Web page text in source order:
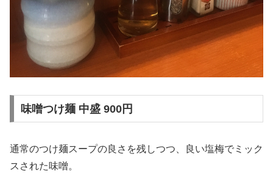
味噌つけ麺 中盛 900円
通常のつけ麺スープの良さを残しつつ、
良い塩梅でミック
スされた味噌。